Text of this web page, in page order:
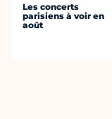
Les concerts
parisiens à voir en
août